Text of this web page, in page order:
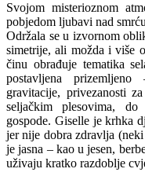
Svojom misterioznom
pobjedom ljubavi nad
Održala se u izvornom
simetrije, ali možda i više
činu obrađuje tematika
postavljena
gravitacije, privezanosti
seljačkim plesovima,
gospode. Giselle je krhka
jer nije dobra zdravlja
je jasna – kao u jesen,
uživaju kratko razdoblje